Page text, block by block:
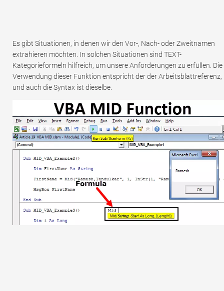
Es gibt Situationen, in denen wir den Vor-, Nach- oder Zweitnamen
extrahieren möchten. In solchen Situationen sind TEXT-
Kategorieformeln hilfreich, um unsere Anforderungen zu erfüllen. Die
Verwendung dieser Funktion entspricht der der Arbeitsblattreferenz,
und auch die Syntax ist dieselbe.